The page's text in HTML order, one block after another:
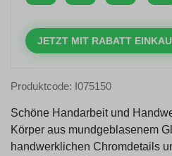
JETZT MIT RABATT
Produktcode: I075150
Schöne Handarbeit und
Körper aus mundgeblasenem
handwerklichen Chromdetails